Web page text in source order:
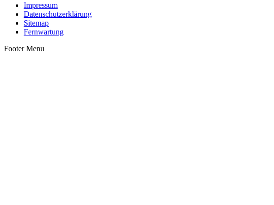
Impressum
Datenschutzerklärung
Sitemap
Fernwartung
Footer Menu